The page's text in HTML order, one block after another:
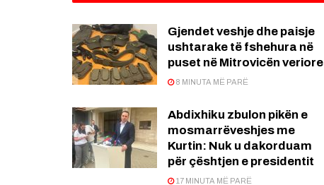
Gjendet veshje dhe paisje
ushtarake të fshehura në
puset në Mitrovicën veriore
8 MINUTA MË PARË
Abdixhiku zbulon pikën e
mosmarrëveshjes me
Kurtin: Nuk u dakorduam
për çështjen e presidentit
17 MINUTA MË PARË